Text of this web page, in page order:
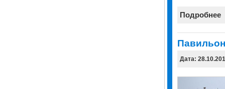
Подробнее
Павильон
Дата: